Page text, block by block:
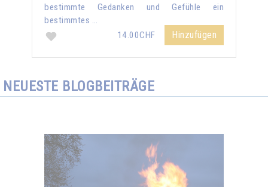
bestimmte Gedanken und Gefühle ein
bestimmtes …
14.00CHF
Hinzufügen
NEUESTE BLOGBEITRÄGE